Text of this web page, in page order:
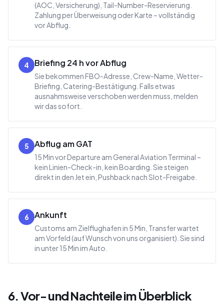
(AOC, Versicherung), Tail-Number-Reservierung.
Zahlung per Überweisung oder Karte – vollständig
vor Abflug.
4 Briefing 24 h vor Abflug
Sie bekommen FBO-Adresse, Crew-Name, Wetter-
Briefing, Catering-Bestätigung. Falls etwas
ausnahmsweise verschoben werden muss, melden
wir das sofort.
5 Abflug am GAT
15 Min vor Departure am General Aviation Terminal –
kein Linien-Check-in, kein Boarding. Sie steigen
direkt in den Jet ein, Pushback nach Slot-Freigabe.
6 Ankunft
Customs am Zielflughafen in 5 Min, Transfer wartet
am Vorfeld (auf Wunsch von uns organisiert). Sie sind
in unter 15 Min im Auto.
6. Vor- und Nachteile im Überblick